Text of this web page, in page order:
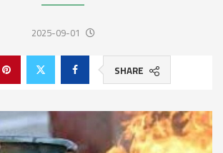
2025-09-01
SHARE